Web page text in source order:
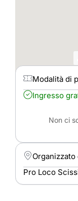
Modalità di
Ingresso
Non ci
Organizzato
Pro Loco